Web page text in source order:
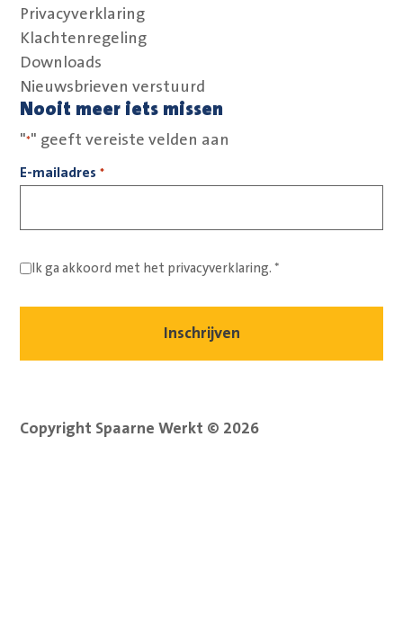
Privacyverklaring
Klachtenregeling
Downloads
Nieuwsbrieven verstuurd
Nooit meer iets missen
"*" geeft vereiste velden aan
E-mailadres *
Ik ga akkoord met het privacyverklaring. *
Copyright Spaarne Werkt © 2026